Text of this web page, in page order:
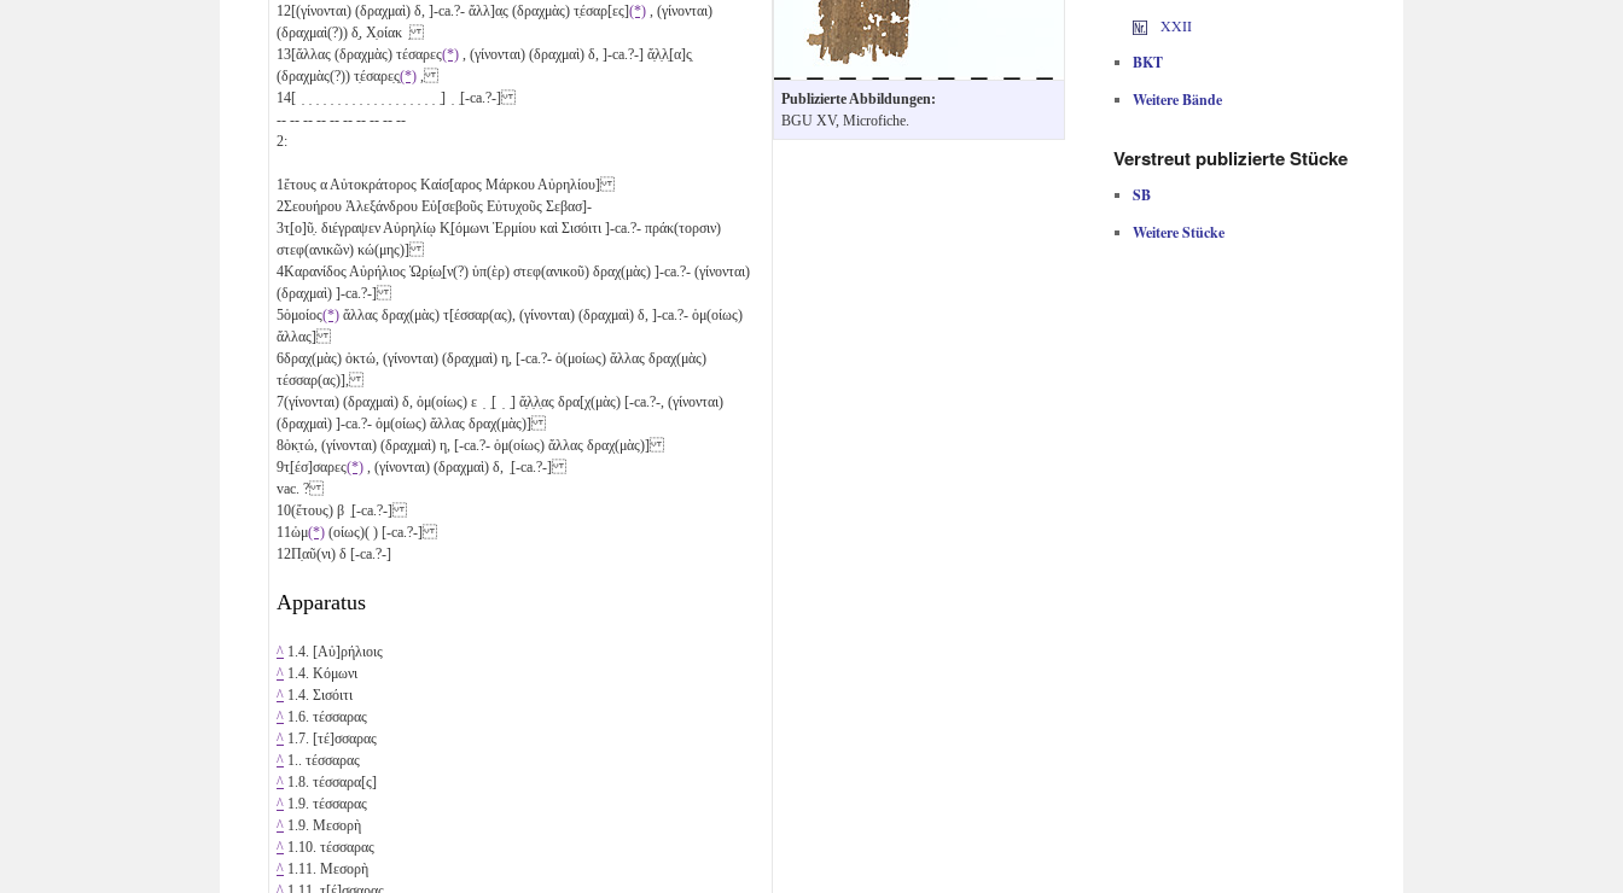
12[(γίνονται) (δραχμαὶ) δ , ]-ca.?- ἄλλ]α̣ς (δραχμὰς) τ̣έσαρ[ες](*) , (γίνονται)
(δραχμαὶ(?)) δ̣ , Χ̣οίακ ̣
13[ἄλλας (δραχμὰς) τέσαρες(*) , (γίνονται) (δραχμαὶ) δ , ]-ca.?-] ἄ̣λ̣λ̣[α]ς̣
(δραχμὰς(?)) τ̣έσαρε̣ς̣(*) ,
14[ ̣ ̣ ̣ ̣ ̣ ̣ ̣ ̣ ̣ ̣ ̣ ̣ ̣ ̣ ̣ ̣ ̣ ̣ ̣ ̣] ̣ ̣[-ca.?-]
-- -- -- -- -- -- -- -- -- --
2:
1ἔτους α Αὐτοκράτορος Καίσ[αρος Μάρκου Αὐρηλίου]
2Σεουήρου Ἀλεξάνδρου Εὐ[σεβοῦς Εὐτυχοῦς Σεβασ]-
3τ̣[ο]ῦ̣. διέγραψεν Αὐρηλίῳ Κ̣[όμωνι Ἑρμίου καὶ Σισόιτι ]-ca.?- πράκ(τορσιν)
στεφ(ανικῶν) κώ(μης)]
4Καρανίδος Αὐρήλιος Ὡ̣ρί̣ω̣[ν(?) ὑπ(ὲρ) στεφ(ανικοῦ) δραχ(μὰς) ]-ca.?- (γίνονται)
(δραχμαὶ) ]-ca.?-]
5ὁμοίος(*) ἄλλας δραχ(μὰς) τ[έσσαρ(ας), (γίνονται) (δραχμαὶ) δ , ]-ca.?- ὁμ(οίως)
ἄλλας]
6δραχ(μὰς) ὀκτώ, (γίνονται) (δραχμαὶ) η̣ , [-ca.?- ὁ(μοίως) ἄλλας δραχ(μὰς)
τέσσαρ(ας)],
7(γίνονται) (δραχμαὶ) δ , ὁμ(οίως) ε ̣ ̣[ ̣ ̣] ἄ̣λ̣λ̣ας δρα[χ(μὰς) [-ca.?-, (γίνονται)
(δραχμαὶ) ]-ca.?- ὁμ(οίως) ἄλλας δραχ(μὰς)]
8ὀκ̣τώ, (γίνονται) (δραχμαὶ) η , [-ca.?- ὁμ(οίως) ἄλλας δραχ(μὰς)]
9τ̣[έσ]σαρες(*) , (γίνονται) (δραχμαὶ) δ , ̣[-ca.?-]
vac. ?
10(ἔτους) β ̣[-ca.?-]
11ὡμ(*) (οίως)( ) [-ca.?-]
12Π̣αῦ(νι) δ [-ca.?-]
Apparatus
^ 1.4. [Αὐ]ρήλιοις
^ 1.4. Κόμωνι
^ 1.4. Σισόιτι
^ 1.6. τέσσαρας
^ 1.7. [τέ]σσαρας
^ 1.. τέσσαρας
^ 1.8. τέσσαρα[ς]
^ 1.9. τέσσαρας
^ 1.9. Μεσορὴ
^ 1.10. τέσσαρας
^ 1.11. Μεσορὴ
Publizierte Abbildungen:
BGU XV, Microfiche.
XXII
BKT
Weitere Bände
Verstreut publizierte Stücke
SB
Weitere Stücke